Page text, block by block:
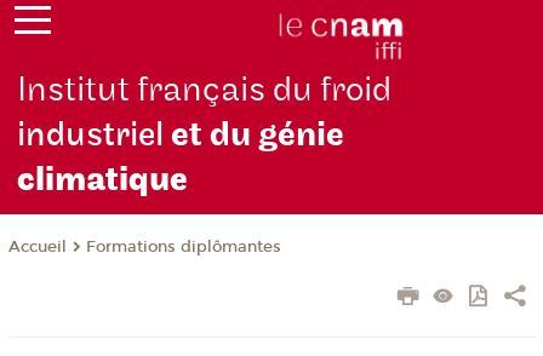
Institut français du froid
industrielet du génie
climatique
Accueil Formations diplômantes